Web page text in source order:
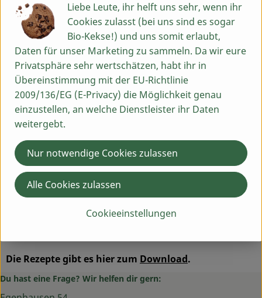
1 kleine Zwiebel
2 EL Olivenöl
2 EL Sonnenblumenkerne
1 EL Apfelessig
1 EL Zitronensaft
Salz, Pfeffer
Zubereitung
Den Backofen auf 175°C Umluft vorheizen. Rote Bete
und Zwiebel schälen, in kleine Stücke schneiden und auf
ein mit Backpapier ausgelegtes Blech legen. Das
Olivenöl darüber geben. In den Ofen schieben (Mitte)
und 45 Min. backen. Gebackene Zwiebel und Rote Bete
und Zitronensaft hinzugeben. Mit Salz und Pfeffer
Die Rezepte gibt es hier zum Download.
Du hast eine Frage? Wir helfen dir gern:
Liebe Leute, ihr helft uns sehr, wenn ihr
Cookies zulasst (bei uns sind es sogar
Bio-Kekse!) und uns somit erlaubt,
Daten für unser Marketing zu sammeln. Da wir eure
Privatsphäre sehr wertschätzen, habt ihr in
Übereinstimmung mit der EU-Richtlinie
2009/136/EG (E-Privacy) die Möglichkeit genau
einzustellen, an welche Dienstleister ihr Daten
weitergebt.
Cookieeinstellungen
Nur notwendige Cookies zulassen
Alle Cookies zulassen